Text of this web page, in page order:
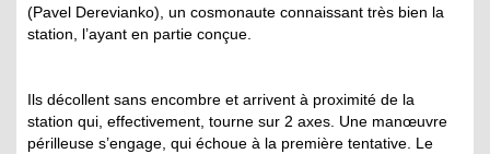
(Pavel Derevianko), un cosmonaute connaissant très bien la
station, l’ayant en partie conçue.
Ils décollent sans encombre et arrivent à proximité de la
station qui, effectivement, tourne sur 2 axes. Une manœuvre
périlleuse s’engage, qui échoue à la première tentative. Le